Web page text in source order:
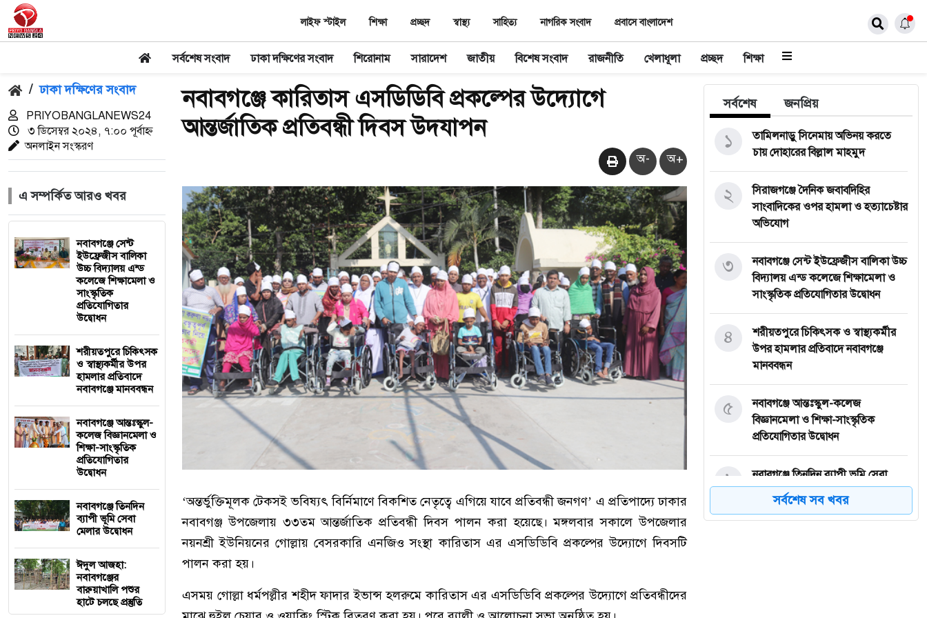
লাইফ স্টাইল শিক্ষা প্রচ্ছদ স্বাস্থ‌্য সাহিত‌্য নাগরিক সংবাদ প্রবাসে বাংলাদেশ
সর্বশেষ সংবাদ ঢাকা দক্ষিণের সংবাদ শিরোনাম সারাদেশ জাতীয় বিশেষ সংবাদ রাজনীতি খেলাধূলা প্রচ্ছদ শিক্ষা
/ ঢাকা দক্ষিণের সংবাদ
PRIYOBANGLANEWS24
৩ ডিসেম্বর ২০২৪, ৭:০০ পূর্বাহ্ন
অনলাইন সংস্করণ
এ সম্পর্কিত আরও খবর
নবাবগঞ্জে সেন্ট
ইউফ্রেজীস বালিকা
উচ্চ বিদ্যালয় এন্ড
কলেজে শিক্ষামেলা ও
সাংস্কৃতিক
প্রতিযোগিতার
উদ্বোধন
শরীয়তপুরে চিকিৎসক
ও স্বাস্থ্যকর্মীর উপর
হামলার প্রতিবাদে
নবাবগঞ্জে মানববন্ধন
নবাবগঞ্জে আন্তঃস্কুল-
কলেজ বিজ্ঞানমেলা ও
শিক্ষা-সাংস্কৃতিক
প্রতিযোগিতার
উদ্বোধন
নবাবগঞ্জে তিনদিন
ব্যাপী ভূমি সেবা
মেলার উদ্বোধন
ঈদুল আজহা:
নবাবগঞ্জের
বারুয়াখালি পশুর
হাটে চলছে প্রস্তুতি
নবাবগঞ্জে কারিতাস এসডিডিবি প্রকল্পের উদ্যোগে
আন্তর্জাতিক প্রতিবন্ধী দিবস উদযাপন
অ- অ+
‘অন্তর্ভুক্তিমূলক টেকসই ভবিষ্যৎ বির্নিমাণে বিকশিত নেতৃত্বে এগিয়ে যাবে প্রতিবন্ধী জনগণ’ এ প্রতিপাদ্যে ঢাকার
নবাবগঞ্জ উপজেলায় ৩৩তম আন্তর্জাতিক প্রতিবন্ধী দিবস পালন করা হয়েছে। মঙ্গলবার সকালে উপজেলার
নয়নশ্রী ইউনিয়নের গোল্লায় বেসরকারি এনজিও সংস্থা কারিতাস এর এসডিডিবি প্রকল্পের উদ্যোগে দিবসটি
পালন করা হয়।
এসময় গোল্লা ধর্মপল্লীর শহীদ ফাদার ইভান্স হলরুমে কারিতাস এর এসডিডিবি প্রকল্পের উদ্যোগে প্রতিবন্ধীদের
সর্বশেষ জনপ্রিয়
তামিলনাড়ু সিনেমায় অভিনয় করতে
চায় দোহারের বিল্লাল মাহমুদ
১
সিরাজগঞ্জে দৈনিক জবাবদিহির
সাংবাদিকের ওপর হামলা ও হত্যাচেষ্টার
অভিযোগ
২
নবাবগঞ্জে সেন্ট ইউফ্রেজীস বালিকা উচ্চ
বিদ্যালয় এন্ড কলেজে শিক্ষামেলা ও
সাংস্কৃতিক প্রতিযোগিতার উদ্বোধন
৩
শরীয়তপুরে চিকিৎসক ও স্বাস্থ্যকর্মীর
উপর হামলার প্রতিবাদে নবাবগঞ্জে
মানববন্ধন
৪
নবাবগঞ্জে আন্তঃস্কুল-কলেজ
বিজ্ঞানমেলা ও শিক্ষা-সাংস্কৃতিক
প্রতিযোগিতার উদ্বোধন
৫
নবাবগঞ্জে তিনদিন ব্যাপী ভূমি সেবা
মেলার উদ্বোধন
৬
সর্বশেষ সব খবর